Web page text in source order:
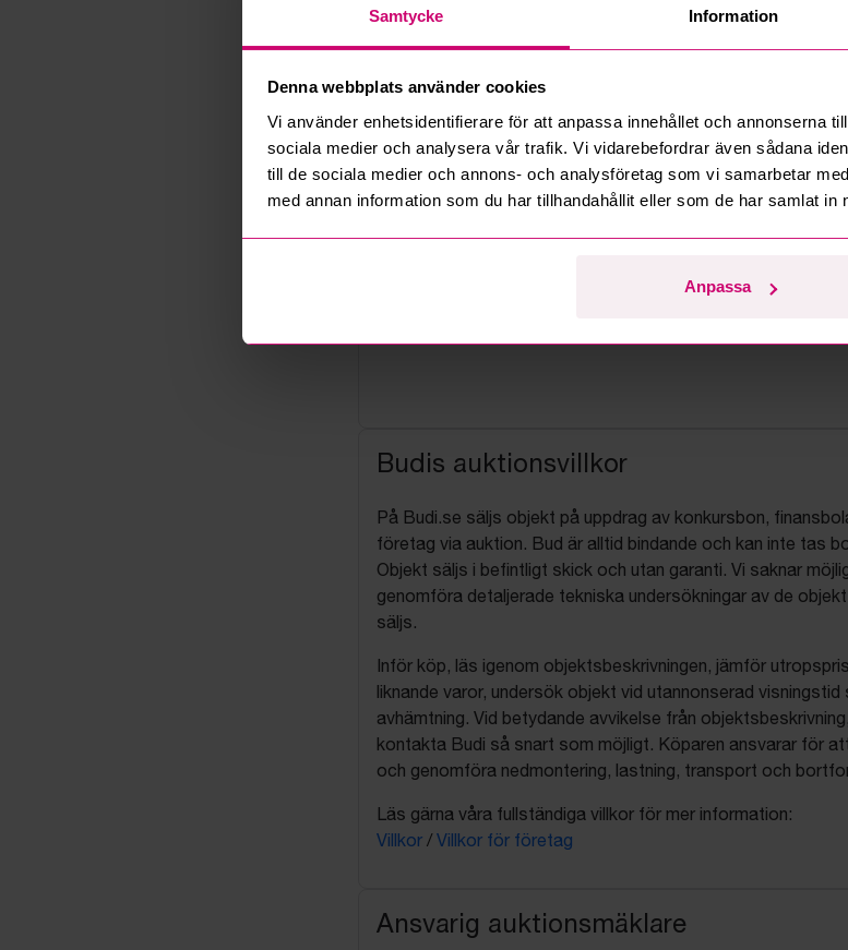
Samtycke Information
Denna webbplats använder cookies
Vi använder enhetsidentifierare för att anpassa innehållet och annonserna
sociala medier och analysera vår trafik. Vi vidarebefordrar även sådana
till de sociala medier och annons- och analysföretag som vi samarbetar
med annan information som du har tillhandahållit eller som de har samlat in
Anpassa
Säljare
Budis auktionsvillkor
På Budi.se säljs objekt på uppdrag av konkursbon,
företag via auktion. Bud är alltid bindande och kan inte tas
Objekt säljs i befintligt skick och utan garanti. Vi saknar
genomföra detaljerade tekniska undersökningar av de
säljs.
Inför köp, läs igenom objektsbeskrivningen, jämför
liknande varor, undersök objekt vid utannonserad visningstid
avhämtning. Vid betydande avvikelse från objektsbeskrivning,
kontakta Budi så snart som möjligt. Köparen ansvarar för
och genomföra nedmontering, lastning, transport och
Läs gärna våra fullständiga villkor för mer information:
Villkor / Villkor för företag
Ansvarig auktionsmäklare